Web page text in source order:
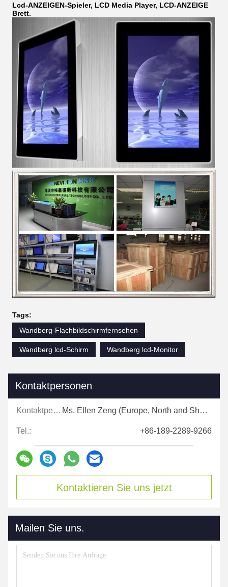
Lcd-ANZEIGEN-Spieler, LCD Media Player, LCD-ANZEIGE
Brett.
Tags:
Wandberg-Flachbildschirmfernsehen
Wandberg lcd-Schirm Wandberg lcd-Monitor
Kontaktpersonen
Kontaktpersonen: Ms. Ellen Zeng (Europe, North and Shouth America)
Tel.: +86-189-2289-9266
Kontaktieren Sie uns jetzt
Mailen Sie uns.